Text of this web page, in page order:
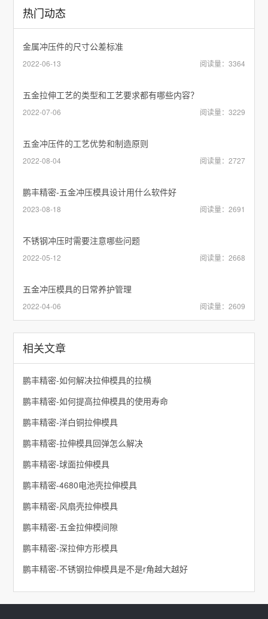
热门动态
金属冲压件的尺寸公差标准
2022-06-13 阅读量：3364
五金拉伸工艺的类型和工艺要求都有哪些内容？
2022-07-06 阅读量：3229
五金冲压件的工艺优势和制造原则
2022-08-04 阅读量：2727
鹏丰精密-五金冲压模具设计用什么软件好
2023-08-18 阅读量：2691
不锈钢冲压时需要注意哪些问题
2022-05-12 阅读量：2668
五金冲压模具的日常养护管理
2022-04-06 阅读量：2609
相关文章
鹏丰精密-如何解决拉伸模具的拉横
鹏丰精密-如何提高拉伸模具的使用寿命
鹏丰精密-洋白铜拉伸模具
鹏丰精密-拉伸模具回弹怎么解决
鹏丰精密-球面拉伸模具
鹏丰精密-4680电池壳拉伸模具
鹏丰精密-风扇壳拉伸模具
鹏丰精密-五金拉伸模间隙
鹏丰精密-深拉伸方形模具
鹏丰精密-不锈钢拉伸模具是不是r角越大越好